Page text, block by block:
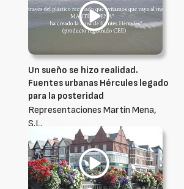
Un sueño se hizo realidad.
Fuentes urbanas Hércules legado
para la posteridad
Representaciones Martín Mena,
S.L.